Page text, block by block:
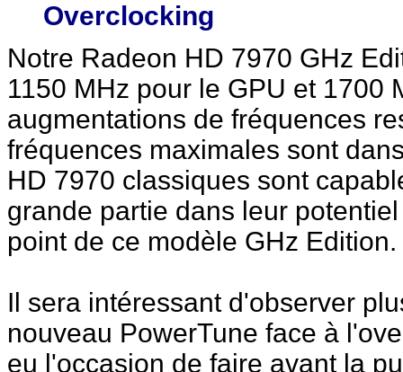
Overclocking
Notre Radeon HD 7970 GHz
1150 MHz pour le GPU et 1700
augmentations de fréquences
fréquences maximales sont
HD 7970 classiques sont
grande partie dans leur
point de ce modèle GHz Edition.
Il sera intéressant d'observer
nouveau PowerTune face à
eu l'occasion de faire avant la